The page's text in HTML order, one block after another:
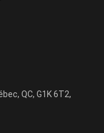
QC, G1K 6T2,